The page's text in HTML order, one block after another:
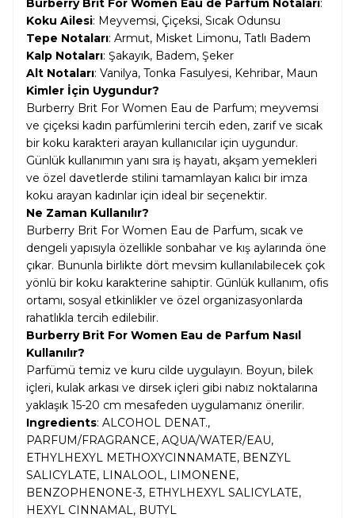
Burberry Brit For Women Eau de Parfum Notaları:
Koku Ailesi: Meyvemsi, Çiçeksi, Sıcak Odunsu
Tepe Notaları: Armut, Misket Limonu, Tatlı Badem
Kalp Notaları: Şakayık, Badem, Şeker
Alt Notaları: Vanilya, Tonka Fasulyesi, Kehribar, Maun
Kimler İçin Uygundur?
Burberry Brit For Women Eau de Parfum; meyvemsi
ve çiçeksi kadın parfümlerini tercih eden, zarif ve sıcak
bir koku karakteri arayan kullanıcılar için uygundur.
Günlük kullanımın yanı sıra iş hayatı, akşam yemekleri
ve özel davetlerde stilini tamamlayan kalıcı bir imza
koku arayan kadınlar için ideal bir seçenektir.
Ne Zaman Kullanılır?
Burberry Brit For Women Eau de Parfum, sıcak ve
dengeli yapısıyla özellikle sonbahar ve kış aylarında öne
çıkar. Bununla birlikte dört mevsim kullanılabilecek çok
yönlü bir koku karakterine sahiptir. Günlük kullanım, ofis
ortamı, sosyal etkinlikler ve özel organizasyonlarda
rahatlıkla tercih edilebilir.
Burberry Brit For Women Eau de Parfum Nasıl
Kullanılır?
Parfümü temiz ve kuru cilde uygulayın. Boyun, bilek
içleri, kulak arkası ve dirsek içleri gibi nabız noktalarına
yaklaşık 15-20 cm mesafeden uygulamanız önerilir.
Ingredients: ALCOHOL DENAT.,
PARFUM/FRAGRANCE, AQUA/WATER/EAU,
ETHYLHEXYL METHOXYCINNAMATE, BENZYL
SALICYLATE, LINALOOL, LIMONENE,
BENZOPHENONE-3, ETHYLHEXYL SALICYLATE,
HEXYL CINNAMAL, BUTYL